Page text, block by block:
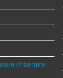
di sempre